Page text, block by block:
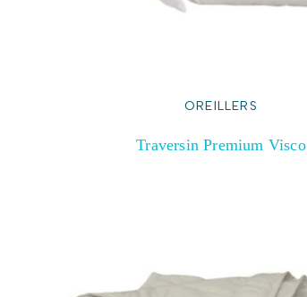
OREILLERS
Traversin Premium Visco